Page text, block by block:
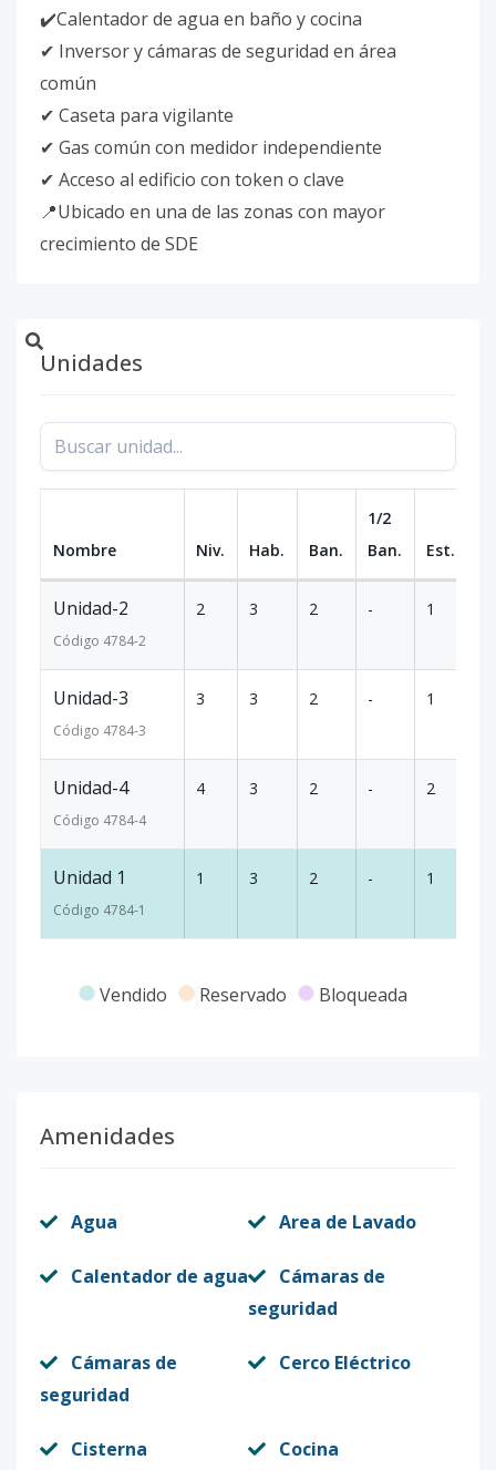
✔️Calentador de agua en baño y cocina
✔ Inversor y cámaras de seguridad en área
común
✔ Caseta para vigilante
✔ Gas común con medidor independiente
✔ Acceso al edificio con token o clave
📍Ubicado en una de las zonas con mayor
crecimiento de SDE
Unidades
Nombre Niv. Hab. Ban.
1/2
Ban.
Est.
Unidad-2
Código 4784-2
2 3 2 - 1
Unidad-3
Código 4784-3
3 3 2 - 1
Unidad-4
Código 4784-4
4 3 2 - 2
Unidad 1
Código 4784-1
1 3 2 - 1
Vendido Reservado Bloqueada
Amenidades
Agua Area de Lavado
Calentador de agua
Cámaras de
seguridad
Cámaras de
seguridad
Cerco Eléctrico
Cisterna Cocina